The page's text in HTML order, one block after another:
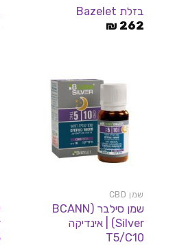
בזלת Bazelet
262
₪
שמן CBD
שמן סילבר (BCANN
Silver) | אינדיקה
T5/C10